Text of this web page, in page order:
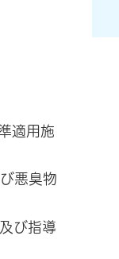
適用施
悪臭物
び指導